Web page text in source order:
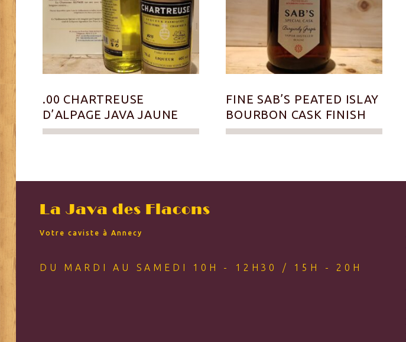
.00 CHARTREUSE
D’ALPAGE JAVA JAUNE
FINE SAB’S PEATED ISLAY
BOURBON CASK FINISH
La Java des Flacons
Votre caviste à Annecy
DU MARDI AU SAMEDI 10H - 12H30 / 15H - 20H